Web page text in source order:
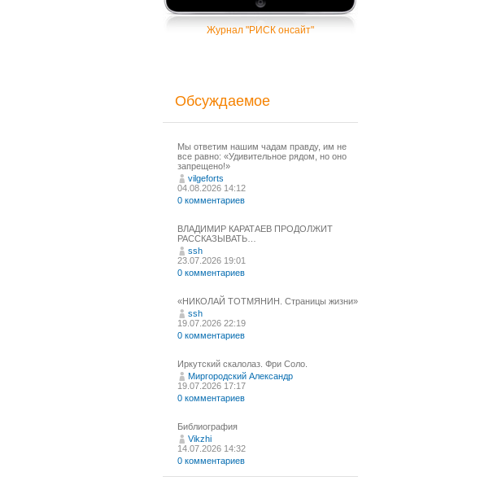
Журнал "РИСК онсайт"
Обсуждаемое
Мы ответим нашим чадам правду, им не
все равно: «Удивительное рядом, но оно
запрещено!»
vilgeforts
04.08.2026 14:12
0 комментариев
ВЛАДИМИР КАРАТАЕВ ПРОДОЛЖИТ
РАССКАЗЫВАТЬ…
ssh
23.07.2026 19:01
0 комментариев
«НИКОЛАЙ ТОТМЯНИН. Страницы жизни»
ssh
19.07.2026 22:19
0 комментариев
Иркутский скалолаз. Фри Соло.
Миргородский Александр
19.07.2026 17:17
0 комментариев
Библиография
Vikzhi
14.07.2026 14:32
0 комментариев